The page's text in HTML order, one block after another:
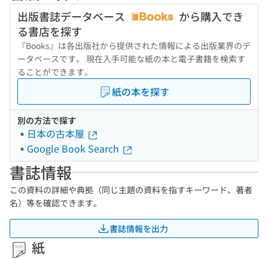
出版書誌データベース
から購入でき
る書店を探す
『Books』は各出版社から提供された情報による出版業界のデ
ータベースです。 現在入手可能な紙の本と電子書籍を検索す
ることができます。
紙の本を探す
別の方法で探す
日本の古本屋
Google Book Search
書誌情報
この資料の詳細や典拠（同じ主題の資料を指すキーワード、著者
名）等を確認できます。
書誌情報を出力
紙